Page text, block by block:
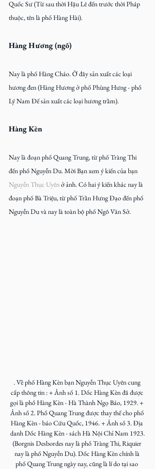
Quốc Sư (Từ sau thời Hậu Lê đến trước thời Pháp
thuộc, tên là phố Hàng Hài).
Hàng Hương (ngõ)
Nay là phố Hàng Cháo. Ở đây sản xuất các loại
hương đen (Hàng Hương ở phố Phùng Hưng - phố
Lý Nam Đế sản xuất các loại hương trầm).
Hàng Kèn
Nay là đoạn phố Quang Trung, từ phố Tràng Thi
đến phố Nguyễn Du. Mời Bạn xem ý kiến của bạn
Nguyễn Thục Uyên ở ảnh. Có hai ý kiến khác nay là
đoạn phố Bà Triệu, từ phố Trần Hưng Đạo đến phố
Nguyễn Du và nay là toàn bộ phố Ngô Văn Sở.
. Về phố Hàng Kèn bạn Nguyễn Thục Uyên cung
cấp thông tin : + Ảnh số 1. Dốc Hàng Kèn đã được
gọi là phố Hàng Kèn - Hà Thành Ngọ Báo, 1929. +
Ảnh số 2. Phố Quang Trung được thay thế cho phố
Hàng Kèn - báo Cứu Quốc, 1946. + Ảnh số 3. Địa
danh Dốc Hàng Kèn - sách Hà Nội Chỉ Nam 1923.
(Borgnis Desbordes nay là phố Tràng Thi, Riquier
nay là phố Nguyễn Du). Dốc Hàng Kèn chính là
phố Quang Trung ngày nay, cũng là lí do tại sao